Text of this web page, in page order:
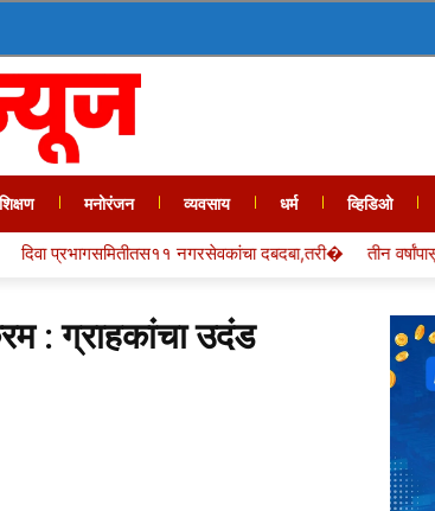
शिक्षण मनोरंजन व्यवसाय धर्म व्हिडिओ
नगरसेवकांचा दबदबा,तरी� तीन वर्षांपासून प्रलंबित
: ग्राहकांचा उदंड